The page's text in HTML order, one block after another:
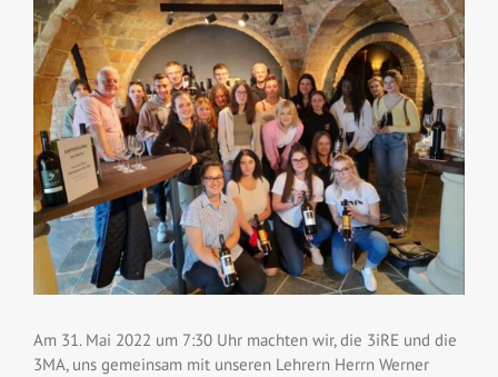
Larger
Image
Am 31. Mai 2022 um 7:30 Uhr machten wir, die 3iRE und die
3MA, uns gemeinsam mit unseren Lehrern Herrn Werner